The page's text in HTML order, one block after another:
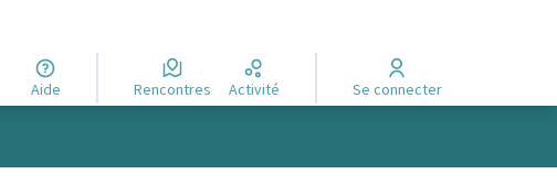
Aide Rencontres Activité Se connecter